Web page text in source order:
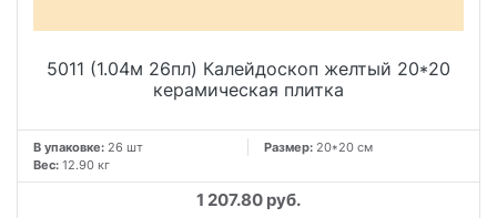
5011 (1.04м 26пл) Калейдоскоп желтый 20*20
керамическая плитка
В упаковке: 26 шт Размер: 20*20 см
Вес: 12.90 кг
1 207.80 руб.